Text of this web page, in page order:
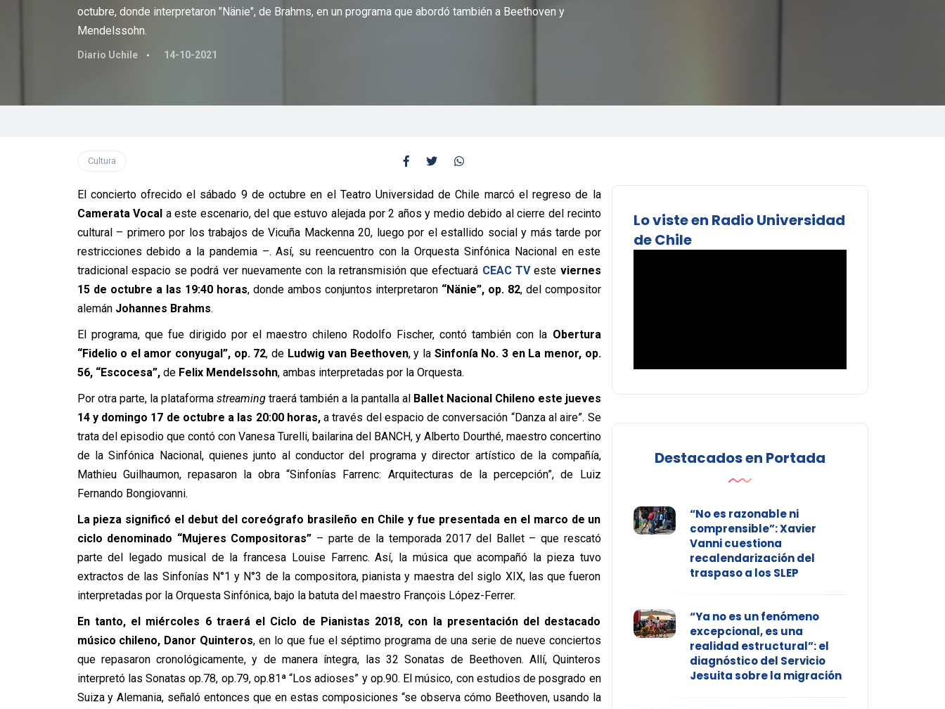
octubre, donde interpretaron "Nänie", de Brahms, en un programa que abordó también a Beethoven y
Mendelssohn.
Diario Uchile 14-10-2021
Cultura
El concierto ofrecido el sábado 9 de octubre en el Teatro Universidad de Chile marcó el regreso de la
Camerata Vocal a este escenario, del que estuvo alejada por 2 años y medio debido al cierre del recinto
cultural – primero por los trabajos de Vicuña Mackenna 20, luego por el estallido social y más tarde por
restricciones debido a la pandemia –. Así, su reencuentro con la Orquesta Sinfónica Nacional en este
tradicional espacio se podrá ver nuevamente con la retransmisión que efectuará CEAC TVeste viernes
15 de octubre a las 19:40 horas, donde ambos conjuntos interpretaron “Nänie”, op. 82, del compositor
alemán Johannes Brahms.
El programa, que fue dirigido por el maestro chileno Rodolfo Fischer, contó también con la Obertura
“Fidelio o el amor conyugal”, op. 72, de Ludwig van Beethoven, y la Sinfonía No. 3 en La menor, op.
56, “Escocesa”,de Felix Mendelssohn, ambas interpretadas por la Orquesta.
Por otra parte, la plataforma streamingtraerá también a la pantalla al Ballet Nacional Chileno este jueves
14 y domingo 17 de octubre a las 20:00 horas,a través del espacio de conversación “Danza al aire”. Se
trata del episodio que contó con Vanesa Turelli, bailarina del BANCH, y Alberto Dourthé, maestro concertino
de la Sinfónica Nacional, quienes junto al conductor del programa y director artístico de la compañía,
Mathieu Guilhaumon, repasaron la obra “Sinfonías Farrenc: Arquitecturas de la percepción”, de Luiz
Fernando Bongiovanni.
La pieza significó el debut del coreógrafo brasileño en Chile y fue presentada en el marco de un
ciclo denominado “Mujeres Compositoras” – parte de la temporada 2017 del Ballet – que rescató
parte del legado musical de la francesa Louise Farrenc. Así, la música que acompañó la pieza tuvo
extractos de las Sinfonías N°1 y N°3 de la compositora, pianista y maestra del siglo XIX, las que fueron
interpretadas por la Orquesta Sinfónica, bajo la batuta del maestro François López-Ferrer.
En tanto, el miércoles 6 traerá el Ciclo de Pianistas 2018, con la presentación del destacado
músico chileno, Danor Quinteros, en lo que fue el séptimo programa de una serie de nueve conciertos
que repasaron cronológicamente, y de manera íntegra, las 32 Sonatas de Beethoven. Allí, Quinteros
interpretó las Sonatas op.78, op.79, op.81ª “Los adioses” y op.90. El músico, con estudios de posgrado en
Suiza y Alemania, señaló entonces que en estas composiciones “se observa cómo Beethoven, usando la
Lo viste en Radio Universidad
de Chile
Destacados en Portada
“No es razonable ni
comprensible”: Xavier
Vanni cuestiona
recalendarización del
traspaso a los SLEP
“Ya no es un fenómeno
excepcional, es una
realidad estructural”: el
diagnóstico del Servicio
Jesuita sobre la migración